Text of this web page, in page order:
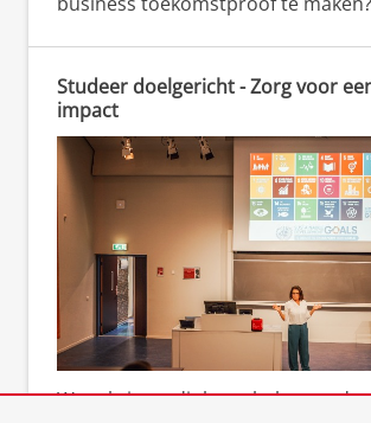
Studeer doelgericht - Zorg voor
impact
Wat als jouw diploma helpt om de